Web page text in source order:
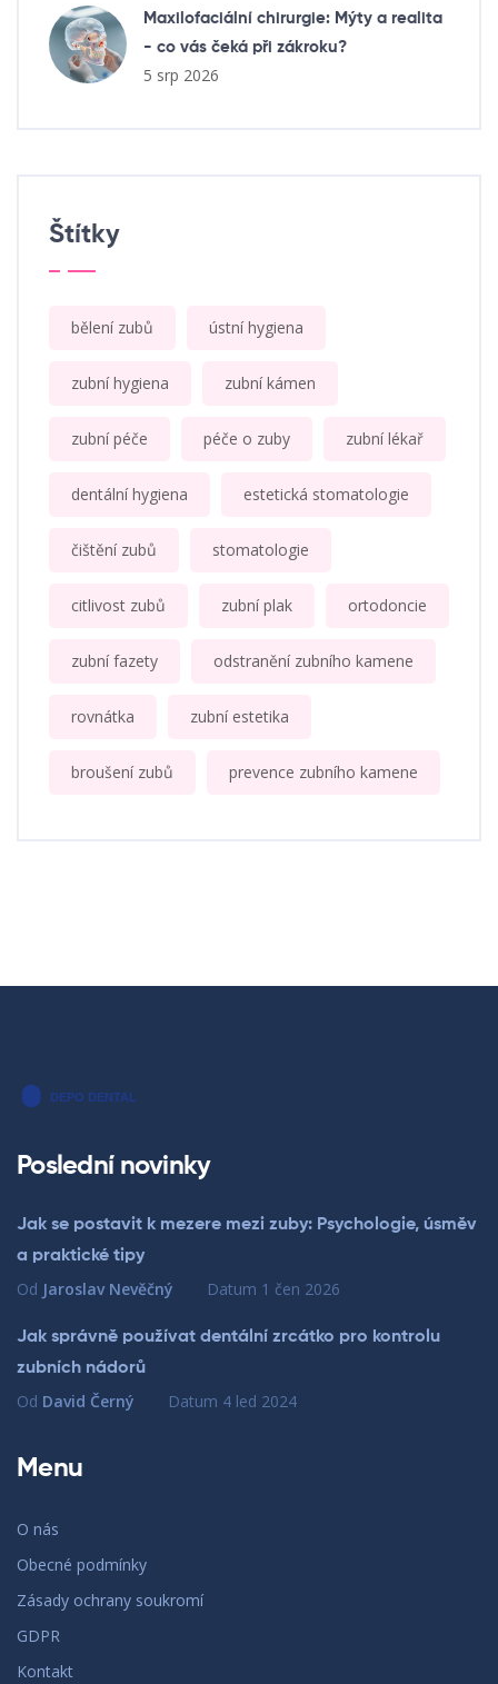
Maxilofaciální chirurgie: Mýty a realita
- co vás čeká při zákroku?
5 srp 2026
Štítky
bělení zubů ústní hygiena
zubní hygiena zubní kámen
zubní péče péče o zuby zubní lékař
dentální hygiena estetická stomatologie
čištění zubů stomatologie
citlivost zubů zubní plak ortodoncie
zubní fazety odstranění zubního kamene
rovnátka zubní estetika
broušení zubů prevence zubního kamene
Poslední novinky
Jak se postavit k mezere mezi zuby: Psychologie, úsměv
a praktické tipy
Od Jaroslav Nevěčný Datum 1 čen 2026
Jak správně používat dentální zrcátko pro kontrolu
zubních nádorů
Od David Černý Datum 4 led 2024
Menu
O nás
Obecné podmínky
Zásady ochrany soukromí
GDPR
Kontakt